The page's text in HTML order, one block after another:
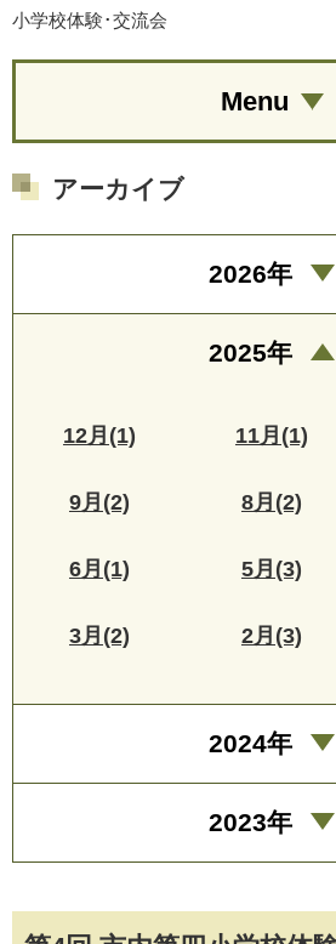
小学校体験･交流会
Menu
アーカイブ
2026年
2025年
12月(1) 11月(1)
9月(2) 8月(2)
6月(1) 5月(3)
3月(2) 2月(3)
2024年
2023年